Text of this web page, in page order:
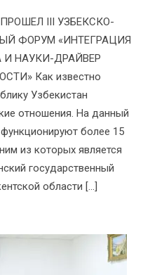
III УЗБЕКСКО-
ФОРУМ «ИНТЕГРАЦИЯ
И НАУКИ-ДРАЙВЕР
Как известно
Узбекистан
отношения. На данный
более 15
из которых является
государственный
области […]